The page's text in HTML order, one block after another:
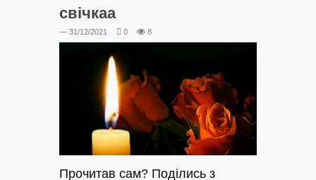
свічкаа
— 31/12/2021 0 8
Прочитав сам? Поділись з